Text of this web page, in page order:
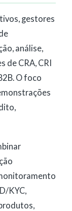
gestores
análise,
de CRA, CRI
O foco
KYC,